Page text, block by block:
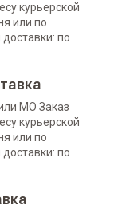
курьерской
или по
по
МО Заказ
курьерской
или по
по